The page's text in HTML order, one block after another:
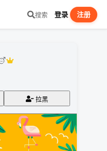
搜索 登录 注册
拉黑